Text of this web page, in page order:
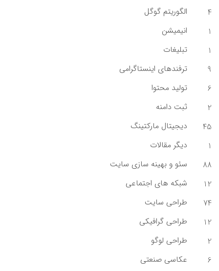
4
الگوریتم گوگل
1
انیمیشن
1
تبلیغات
9
ترفندهای اینستاگرامی
6
تولید محتوا
2
ثبت دامنه
45
دیجیتال مارکتینگ
1
دیگر مقالات
88
سئو و بهینه سازی سایت
12
شبکه های اجتماعی
74
طراحی سایت
12
طراحی گرافیکی
2
طراحی لوگو
6
عکاسی صنعتی